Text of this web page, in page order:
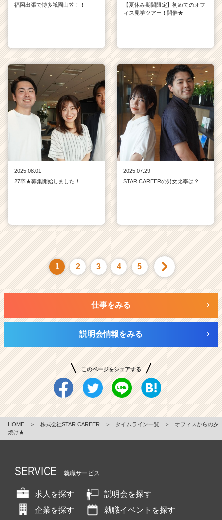
福岡出張で博多祇園山笠！！
【夏休み期間限定】初めてのオフ
ィス見学ツアー！開催★
2025.08.01
27卒★募集開始しました！
2025.07.29
STAR CAREERの男女比率は？
1 2 3 4 5
仕事をみる
説明会情報をみる
このページをシェアする
HOME ＞ 株式会社STAR CAREER ＞ タイムライン一覧 ＞
オフィスからの夕
焼け★
SERVICE 就職サービス
求人を探す
説明会を探す
企業を探す
就職イベントを探す